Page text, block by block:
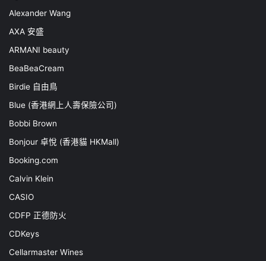
Alexander Wang
AXA 安盛
ARMANI beauty
BeaBeaCream
Birdie 自由鳥
Blue (香港網上人壽保險公司)
Bobbi Brown
Bonjour 卓悅 (香港貓 HKMall)
Booking.com
Calvin Klein
CASIO
CDFP 正德防火
CDKeys
Cellarmaster Wines